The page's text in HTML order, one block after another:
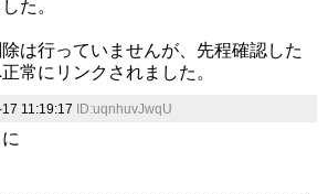
た。
は行っていませんが、先程確認した
常にリンクされました。
11:19:17 ID:uqnhuvJwqU